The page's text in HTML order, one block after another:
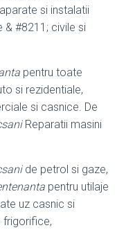
si instalatii
& #8211; civile si
pentru toate
si rezidentiale,
si casnice. De
Reparatii masini
de petrol si gaze,
pentru utilaje
uz casnic si
frigorifice,